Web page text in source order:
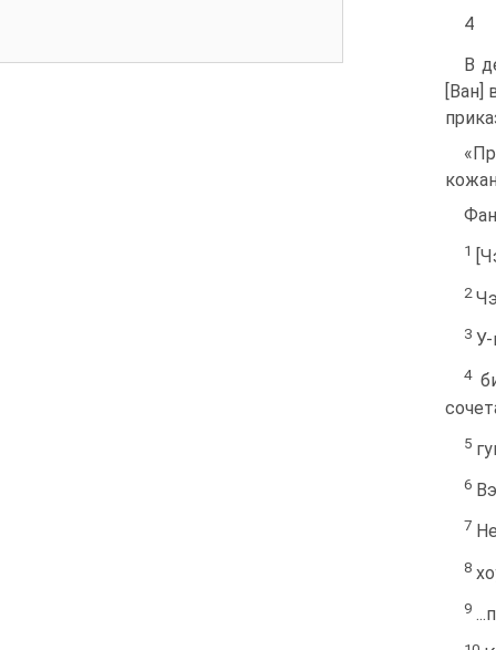
4
В
1
2
3 У-
4
5
6
7
8
9